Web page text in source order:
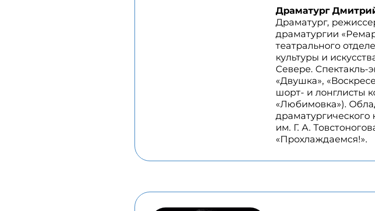
Драматург
Драматург,
драматургии
театрального
культуры и
Севере. Спектакль-
«Двушка»,
шорт- и лонглисты
«Любимовка»).
им. Г. А.
«Прохлаждаемся!».